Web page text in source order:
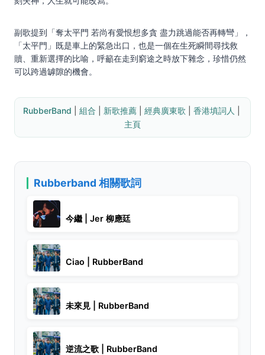
副歌提到「奪太平門 若尚有愛恨想多貪 盡力跳過能否再轉彎」，
「太平門」既是車上的緊急出口，也是一個在生死瞬間尋找救
贖、重新選擇的比喻，呼籲在走到窮途之時放下雜念，珍惜仍然
可以跨過罅隙的機會。
RubberBand 組合 新歌推薦 | 經典廣東歌 香港填詞人
主頁
Rubberband 相關歌詞
今繼 | Jer 柳應廷
Ciao | RubberBand
未來見 | RubberBand
逆流之歌 | RubberBand